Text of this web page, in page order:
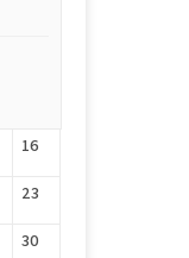
16
23
30